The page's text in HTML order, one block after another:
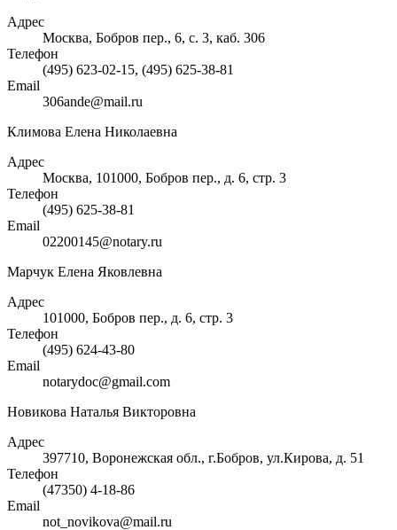
Адрес
Москва, Бобров пер., 6, с. 3, каб. 306
Телефон
(495) 623-02-15, (495) 625-38-81
Email
306ande@mail.ru
Климова Елена Николаевна
Адрес
Москва, 101000, Бобров пер., д. 6, стр. 3
Телефон
(495) 625-38-81
Email
02200145@notary.ru
Марчук Елена Яковлевна
Адрес
101000, Бобров пер., д. 6, стр. 3
Телефон
(495) 624-43-80
Email
notarydoc@gmail.com
Новикова Наталья Викторовна
Адрес
397710, Воронежская обл., г.Бобров, ул.Кирова, д. 51
Телефон
(47350) 4-18-86
Email
not_novikova@mail.ru